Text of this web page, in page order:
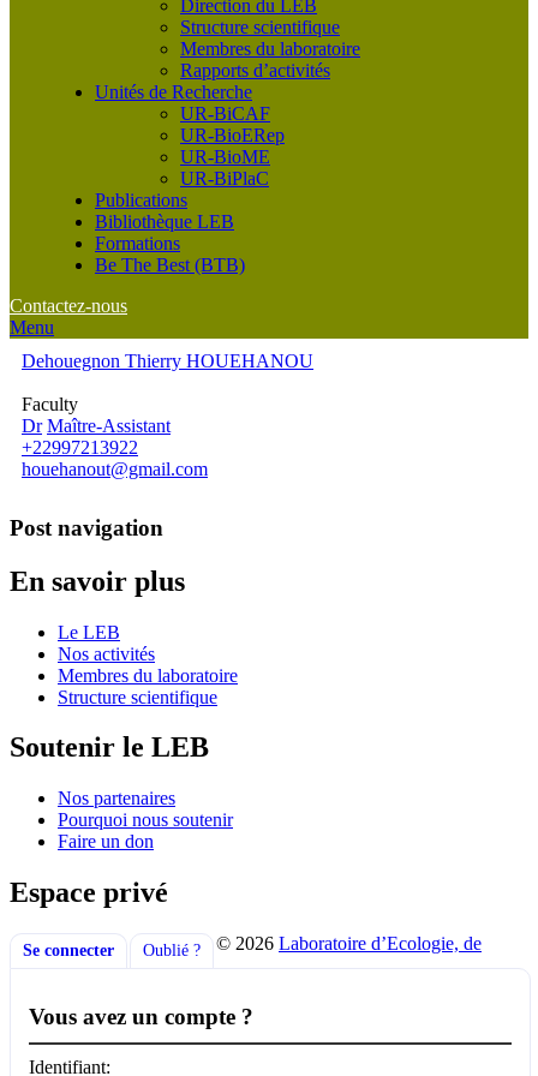
Direction du LEB
Structure scientifique
Membres du laboratoire
Rapports d’activités
Unités de Recherche
UR-BiCAF
UR-BioERep
UR-BioME
UR-BiPlaC
Publications
Bibliothèque LEB
Formations
Be The Best (BTB)
Contactez-nous
Menu
Dehouegnon Thierry HOUEHANOU
Faculty
Dr Maître-Assistant
+22997213922
houehanout@gmail.com
Post navigation
En savoir plus
Le LEB
Nos activités
Membres du laboratoire
Structure scientifique
Soutenir le LEB
Nos partenaires
Pourquoi nous soutenir
Faire un don
Espace privé
Se connecter Oublié ?
Vous avez un compte ?
Identifiant:
© 2026 Laboratoire d’Ecologie, de